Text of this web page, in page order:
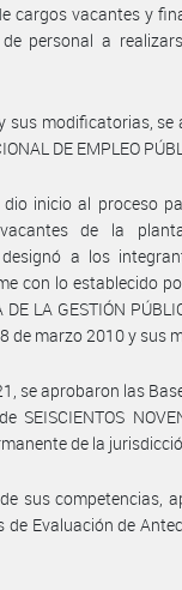
cargos vacantes y
personal a
sus modificatorias, se
DE EMPLEO
inicio al proceso
vacantes de la
designó a los
con lo establecido
LA GESTIÓN
de marzo 2010 y sus
se aprobaron las
de la
sus competencias,
Evaluación de